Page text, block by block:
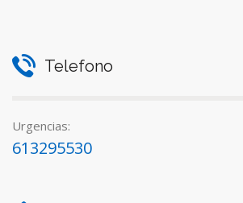
Telefono
Urgencias:
613295530